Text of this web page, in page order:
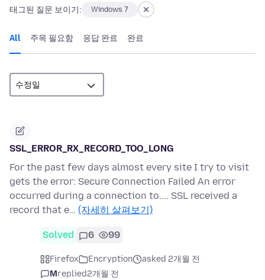
태그된 질문 보이기: Windows 7
All 주목 필요함 응답 완료 완료
SSL_ERROR_RX_RECORD_TOO_LONG
For the past few days almost every site I try to visit
gets the error: Secure Connection Failed An error
occurred during a connection to.... SSL received a
record that e… (자세히 살펴보기)
Solved 6 99
Firefox Encryption
asked 2개월 전
Mreplied2개월 전